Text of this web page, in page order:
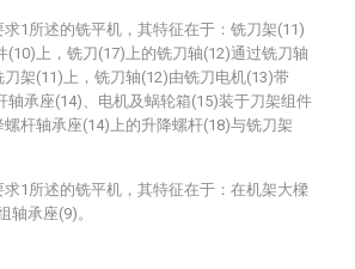
求1所述的铣平机，其特征在于：铣刀架(11)
(10)上，铣刀(17)上的铣刀轴(12)通过铣刀轴
刀架(11)上，铣刀轴(12)由铣刀电机(13)带
轴承座(14)、电机及蜗轮箱(15)装于刀架组件
螺杆轴承座(14)上的升降螺杆(18)与铣刀架
求1所述的铣平机，其特征在于：在机架大樑
轴承座(9)。